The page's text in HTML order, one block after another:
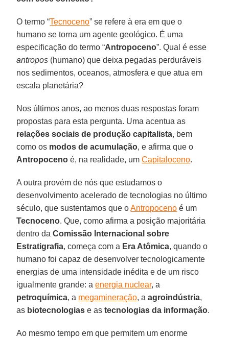
O termo “Tecnoceno” se refere à era em que o
humano se torna um agente geológico. É uma
especificação do termo “Antropoceno”. Qual é esse
antropos (humano) que deixa pegadas perduráveis
nos sedimentos, oceanos, atmosfera e que atua em
escala planetária?
Nos últimos anos, ao menos duas respostas foram
propostas para esta pergunta. Uma acentua as
relações sociais de produção capitalista, bem
como os modos de acumulação, e afirma que o
Antropoceno é, na realidade, umCapitaloceno.
A outra provém de nós que estudamos o
desenvolvimento acelerado de tecnologias no último
século, que sustentamos que oAntropoceno é um
Tecnoceno. Que, como afirma a posição majoritária
dentro daComissão Internacional sobre
Estratigrafia, começa com a Era Atômica, quando o
humano foi capaz de desenvolver tecnologicamente
energias de uma intensidade inédita e de um risco
igualmente grande: aenergia nuclear, a
petroquímica, a megamineração, aagroindústria,
as biotecnologias e astecnologias da informação.
Ao mesmo tempo em que permitem um enorme